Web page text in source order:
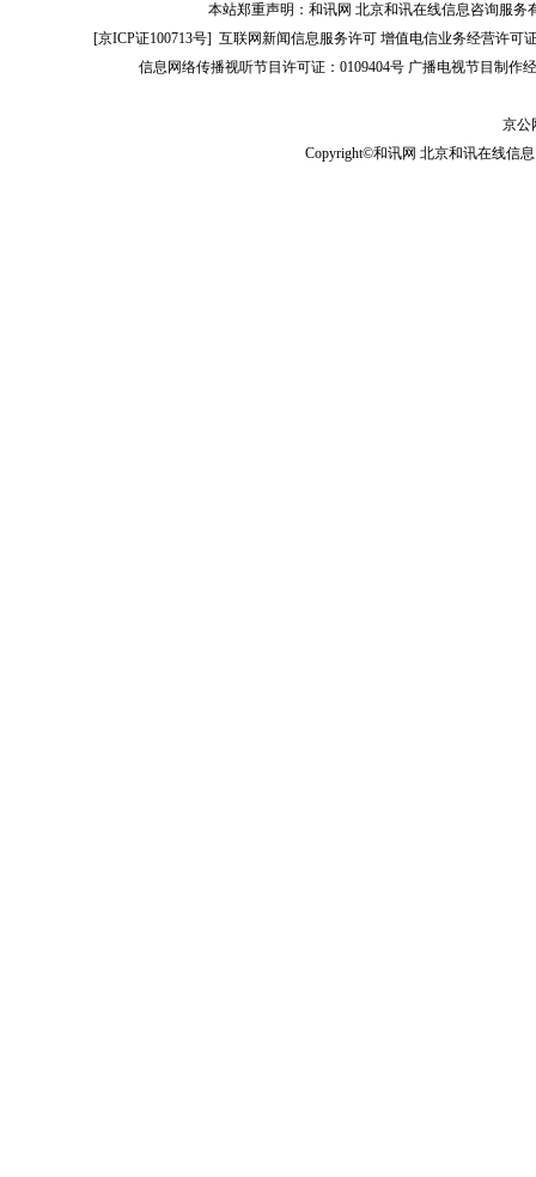
本站郑重声明：和讯网 北京和讯在线信息咨询服
[京ICP证100713号]互联网新闻信息服务许可 增值电信业务经营许可
信息网络传播视听节目许可证：0109404号 广播电视节目制作
京公
Copyright©和讯网 北京和讯在线信